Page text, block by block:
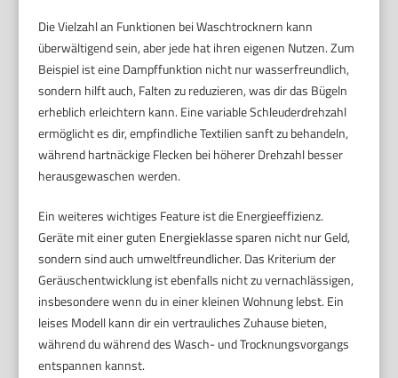
Die Vielzahl an Funktionen bei Waschtrocknern kann
überwältigend sein, aber jede hat ihren eigenen Nutzen. Zum
Beispiel ist eine Dampffunktion nicht nur wasserfreundlich,
sondern hilft auch, Falten zu reduzieren, was dir das Bügeln
erheblich erleichtern kann. Eine variable Schleuderdrehzahl
ermöglicht es dir, empfindliche Textilien sanft zu behandeln,
während hartnäckige Flecken bei höherer Drehzahl besser
herausgewaschen werden.
Ein weiteres wichtiges Feature ist die Energieeffizienz.
Geräte mit einer guten Energieklasse sparen nicht nur Geld,
sondern sind auch umweltfreundlicher. Das Kriterium der
Geräuschentwicklung ist ebenfalls nicht zu vernachlässigen,
insbesondere wenn du in einer kleinen Wohnung lebst. Ein
leises Modell kann dir ein vertrauliches Zuhause bieten,
während du während des Wasch- und Trocknungsvorgangs
entspannen kannst.